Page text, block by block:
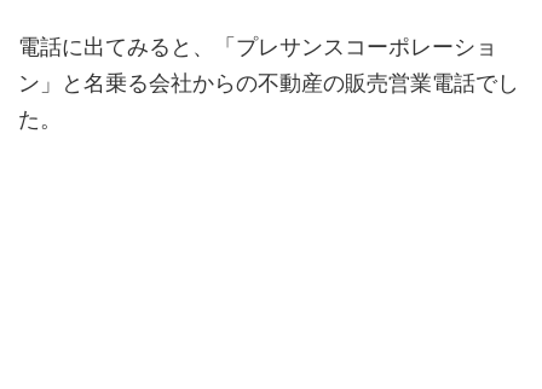
電話に出てみると、「プレサンスコーポレーショ
ン」と名乗る会社からの不動産の販売営業電話でし
た。